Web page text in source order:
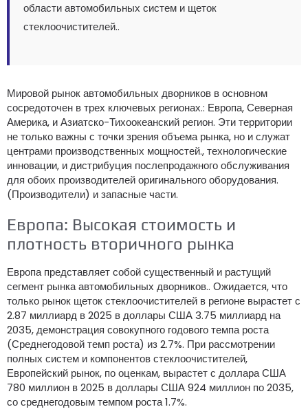
области автомобильных систем и щеток
стеклоочистителей..
Мировой рынок автомобильных дворников в основном
сосредоточен в трех ключевых регионах.: Европа, Северная
Америка, и Азиатско-Тихоокеанский регион. Эти территории
не только важны с точки зрения объема рынка, но и служат
центрами производственных мощностей., технологические
инновации, и дистрибуция послепродажного обслуживания
для обоих производителей оригинального оборудования.
(Производители) и запасные части.
Европа: Высокая стоимость и
плотность вторичного рынка
Европа представляет собой существенный и растущий
сегмент рынка автомобильных дворников.. Ожидается, что
только рынок щеток стеклоочистителей в регионе вырастет с
2.87 миллиард в 2025 в доллары США 3.75 миллиард на
2035, демонстрация совокупного годового темпа роста
(Среднегодовой темп роста) из 2.7%. При рассмотрении
полных систем и компонентов стеклоочистителей,
Европейский рынок, по оценкам, вырастет с доллара США
780 миллион в 2025 в доллары США 924 миллион по 2035,
со среднегодовым темпом роста 1.7%.